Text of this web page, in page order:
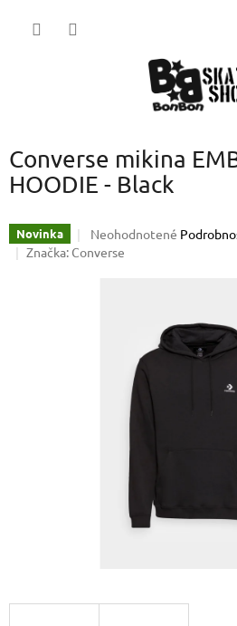
Converse mikina
HOODIE - Black
Novinka
Priemerné
hodnotenie
hviezdičiek.
Neohodnotené
Značka: Converse